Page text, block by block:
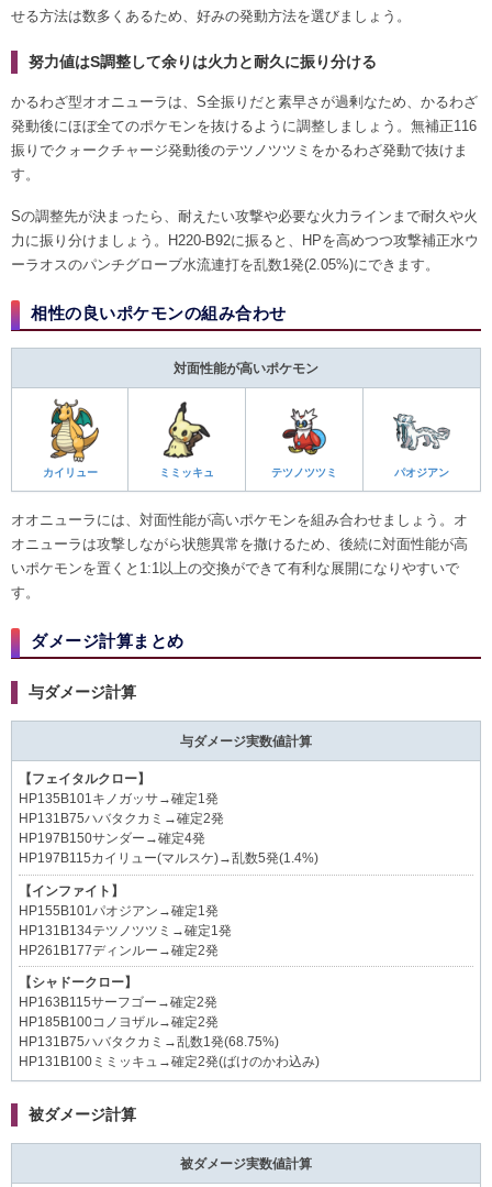
せる方法は数多くあるため、好みの発動方法を選びましょう。
努力値はS調整して余りは火力と耐久に振り分ける
かるわざ型オオニューラは、S全振りだと素早さが過剰なため、かるわざ
発動後にほぼ全てのポケモンを抜けるように調整しましょう。無補正116
振りでクォークチャージ発動後のテツノツツミをかるわざ発動で抜けま
す。
Sの調整先が決まったら、耐えたい攻撃や必要な火力ラインまで耐久や火
力に振り分けましょう。H220-B92に振ると、HPを高めつつ攻撃補正水ウ
ーラオスのパンチグローブ水流連打を乱数1発(2.05%)にできます。
相性の良いポケモンの組み合わせ
対面性能が高いポケモン
カイリュー ミミッキュ テツノツツミ パオジアン
オオニューラには、対面性能が高いポケモンを組み合わせましょう。オ
オニューラは攻撃しながら状態異常を撒けるため、後続に対面性能が高
いポケモンを置くと1:1以上の交換ができて有利な展開になりやすいで
す。
ダメージ計算まとめ
与ダメージ計算
与ダメージ実数値計算
【フェイタルクロー】
HP135B101キノガッサ→確定1発
HP131B75ハバタクカミ→確定2発
HP197B150サンダー→確定4発
HP197B115カイリュー(マルスケ)→乱数5発(1.4%)
【インファイト】
HP155B101パオジアン→確定1発
HP131B134テツノツツミ→確定1発
HP261B177ディンルー→確定2発
【シャドークロー】
HP163B115サーフゴー→確定2発
HP185B100コノヨザル→確定2発
HP131B75ハバタクカミ→乱数1発(68.75%)
HP131B100ミミッキュ→確定2発(ばけのかわ込み)
被ダメージ計算
被ダメージ実数値計算